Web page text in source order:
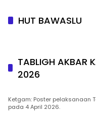
HUT BAWASLU
TABLIGH AKBAR
2026
Ketgam: Poster pelaksanaan
pada 4 April 2026.